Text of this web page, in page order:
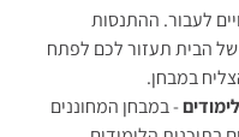
לעבור. ההתנסות
של הבית תעזור לכם לפתח
במבחן.
- במבחן המחוננים